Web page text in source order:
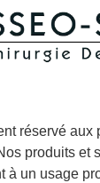
restant(s)
réservé aux
produits et
à un usage